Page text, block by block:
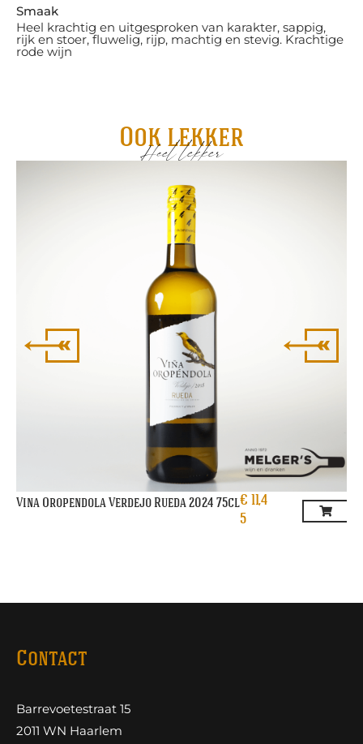
Smaak
Heel krachtig en uitgesproken van karakter, sappig,
rijk en stoer, fluwelig, rijp, machtig en stevig. Krachtige
rode wijn
Ook lekker
Heel lekker
Vina Oropendola Verdejo Rueda 2024 75cl€ 11,4
5
Contact
Barrevoetestraat 15
2011 WN Haarlem